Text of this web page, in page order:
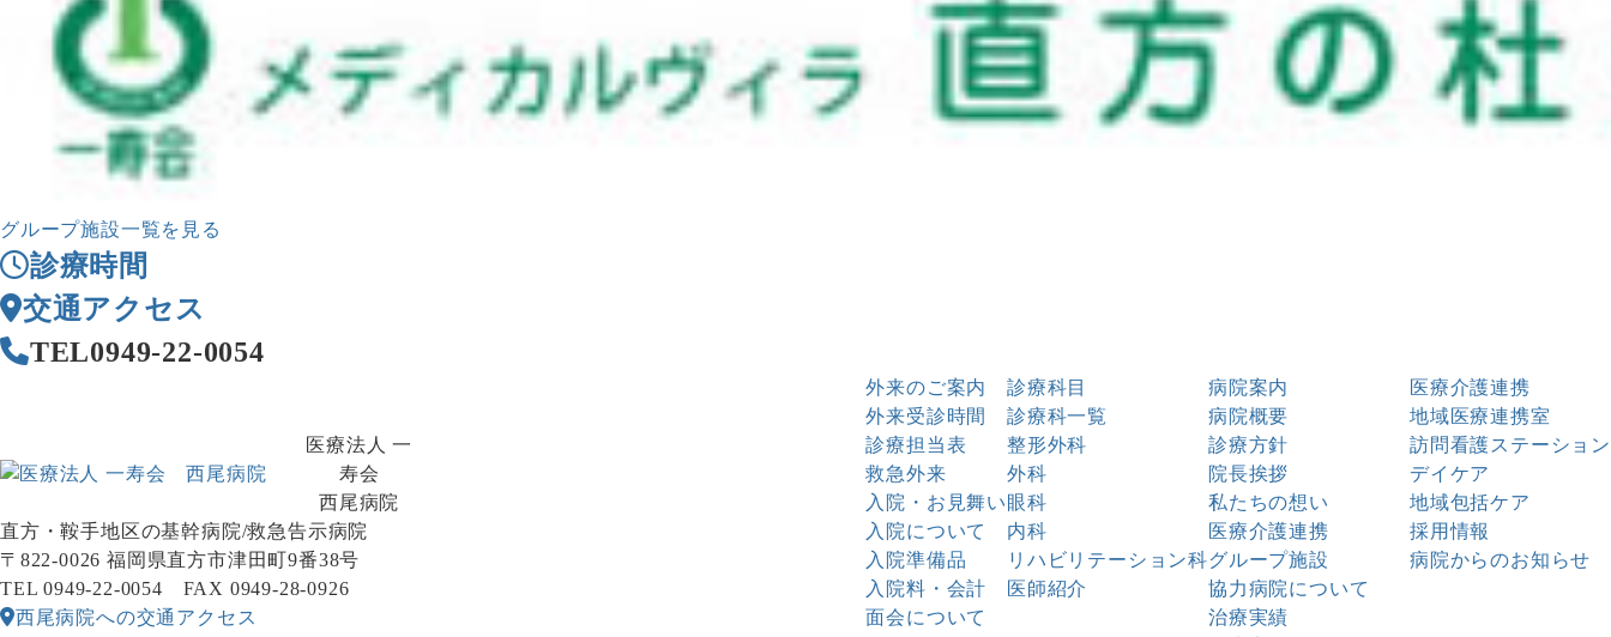
グループ施設一覧を見る
診療時間
交通アクセス
TEL0949-22-0054
医療法人 一
寿会
西尾病院
直方・鞍手地区の基幹病院/救急告示病院
〒822-0026 福岡県直方市津田町9番38号
TEL 0949-22-0054 FAX 0949-28-0926
西尾病院への交通アクセス
外来のご案内
外来受診時間
診療担当表
救急外来
入院・お見舞い
入院について
入院準備品
入院料・会計
面会について
診療科目
診療科一覧
整形外科
外科
眼科
内科
リハビリテーション科
医師紹介
病院案内
病院概要
診療方針
院長挨拶
私たちの想い
医療介護連携
グループ施設
協力病院について
治療実績
医療介護連携
地域医療連携室
訪問看護ステーション
デイケア
地域包括ケア
採用情報
病院からのお知らせ